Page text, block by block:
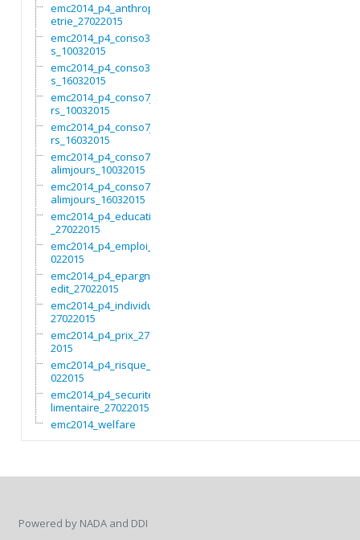
emc2014_p4_anthropom
etrie_27022015
emc2014_p4_conso3moi
s_10032015
emc2014_p4_conso3moi
s_16032015
emc2014_p4_conso7jou
rs_10032015
emc2014_p4_conso7jou
rs_16032015
emc2014_p4_conso7non
alimjours_10032015
emc2014_p4_conso7non
alimjours_16032015
emc2014_p4_education
_27022015
emc2014_p4_emploi_27
022015
emc2014_p4_epargnecr
edit_27022015
emc2014_p4_individu_
27022015
emc2014_p4_prix_2702
2015
emc2014_p4_risque_27
022015
emc2014_p4_securitea
limentaire_27022015
emc2014_welfare
Powered by NADA and DDI